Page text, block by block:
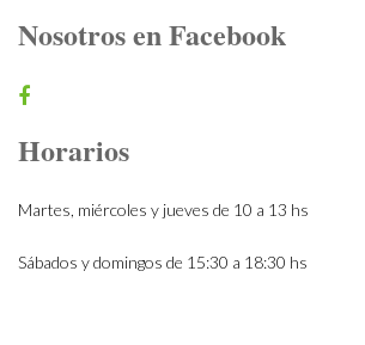
Nosotros en Facebook
Horarios
Martes, miércoles y jueves de 10 a 13 hs
Sábados y domingos de 15:30 a 18:30 hs